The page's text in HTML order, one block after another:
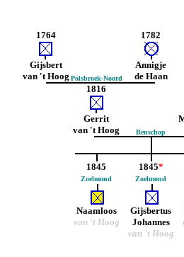
1764
Gijsbert
van 't Hoog Polsbroek-Noord
1782
Annigje
de Haan
1816
Gerrit
van 't Hoog
Benschop
1845
Zoelmond
Naamloos
van 't Hoog
1845*
Zoelmond
Gijsbertus
Johannes
van 't Hoog